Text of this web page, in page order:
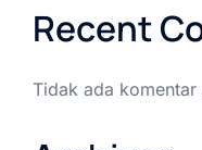
Recent
Tidak ada